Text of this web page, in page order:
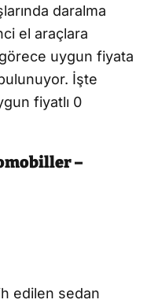
daralma
el araçlara
uygun fiyata
İşte
fiyatlı 0
–
edilen sedan